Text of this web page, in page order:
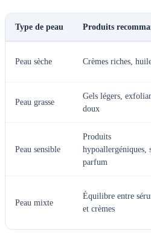
Type de peau Produits
Peau sèche Crèmes riches,
Peau grasse
Gels légers,
doux
Peau sensible
Produits
hypoallergéniques,
parfum
Peau mixte
Équilibre entre
et crèmes